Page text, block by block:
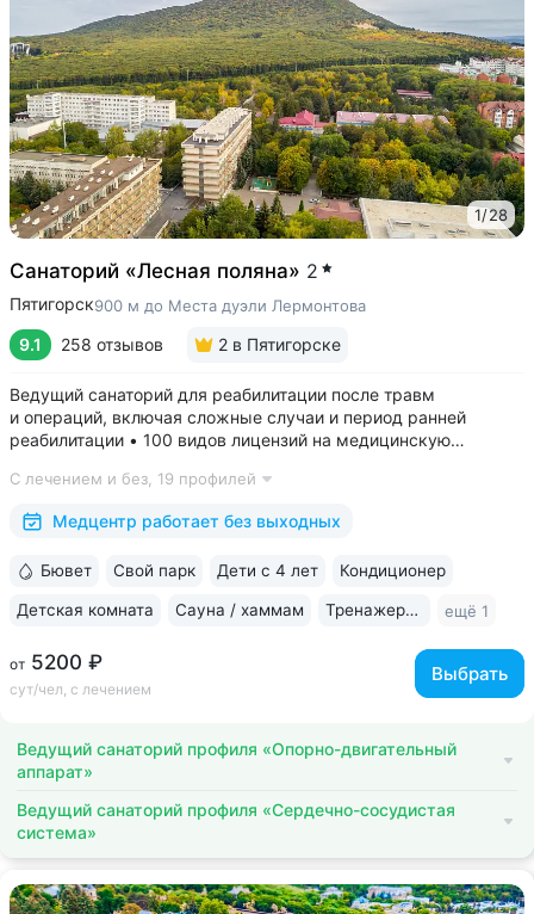
1/28
Санаторий «Лесная поляна» 2
Пятигорск900 м до Места дуэли Лермонтова
9.1 258 отзывов 2 в Пятигорске
Ведущий санаторий для реабилитации после травм
и операций, включая сложные случаи и период ранней
реабилитации • 100 видов лицензий на медицинскую
Доступная среда для гостей на колясках: в номерах,
на территории, в столовой • Расположен...
С лечением и без, 19 профилей
Медцентр работает без выходных
от 5200 ₽
сут/чел, с лечением
Выбрать
Бювет Свой парк Дети с 4 лет Кондиционер
Детская комната Сауна / хаммам Тренажерный зал ещё 1
Ведущий санаторий профиля «Опорно-двигательный
аппарат»
Ведущий санаторий профиля «Сердечно-сосудистая
система»